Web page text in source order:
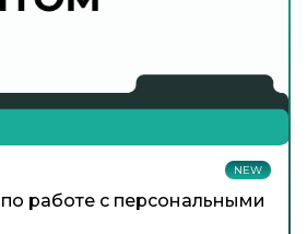
NEW
работе с персональными